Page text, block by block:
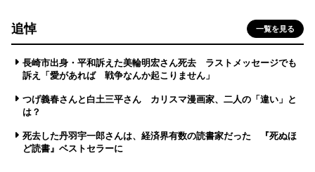
追悼 一覧を見る
長崎市出身・平和訴えた美輪明宏さん死去 ラストメッセージでも
訴え「愛があれば 戦争なんか起こりません」
つげ義春さんと白土三平さん カリスマ漫画家、二人の「違い」と
は？
死去した丹羽宇一郎さんは、経済界有数の読書家だった 『死ぬほ
ど読書』ベストセラーに